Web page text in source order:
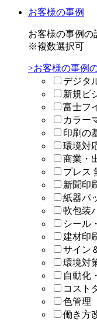
お客様の事例
お客様の事例の
※複数選択可
>お客様の事例
デジタ
新規ビ
富士フ
カラー
印刷の
環境対
商業・
プレス
新聞印
紙器パ
軟包装
シール
建材印
サイン
環境対
自動化
コスト
色管理
働き方